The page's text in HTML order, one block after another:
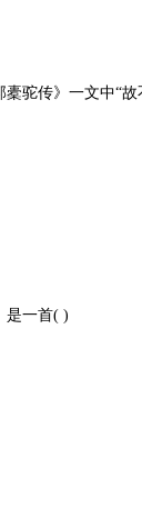
橐驼传》一文中“
是一首( )